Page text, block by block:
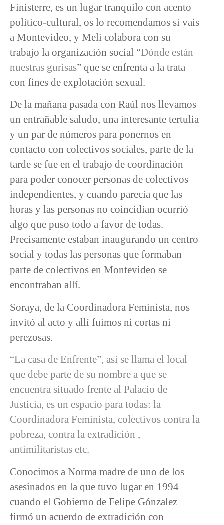
Finisterre, es un lugar tranquilo con acento
político-cultural, os lo recomendamos si vais
a Montevideo, y Meli colabora con su
trabajo la organización social “Dónde están
nuestras gurisas” que se enfrenta a la trata
con fines de explotación sexual.
De la mañana pasada con Raúl nos llevamos
un entrañable saludo, una interesante tertulia
y un par de números para ponernos en
contacto con colectivos sociales, parte de la
tarde se fue en el trabajo de coordinación
para poder conocer personas de colectivos
independientes, y cuando parecía que las
horas y las personas no coincidían ocurrió
algo que puso todo a favor de todas.
Precisamente estaban inaugurando un centro
social y todas las personas que formaban
parte de colectivos en Montevideo se
encontraban allí.
Soraya, de la Coordinadora Feminista, nos
invitó al acto y allí fuimos ni cortas ni
perezosas.
“La casa de Enfrente”, así se llama el local
que debe parte de su nombre a que se
encuentra situado frente al Palacio de
Justicia, es un espacio para todas: la
Coordinadora Feminista, colectivos contra la
pobreza, contra la extradición ,
antimilitaristas etc.
Conocimos a Norma madre de uno de los
asesinados en la que tuvo lugar en 1994
cuando el Gobierno de Felipe Gónzalez
firmó un acuerdo de extradición con